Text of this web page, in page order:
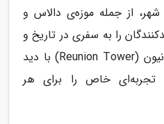
از جمله موزه‌ی دالاس و
را به سفری در تاریخ و
علم دعوت می‌کنند. برج رئونیون (Reunion Tower) با دید
تجربه‌ای خاص را برای هر